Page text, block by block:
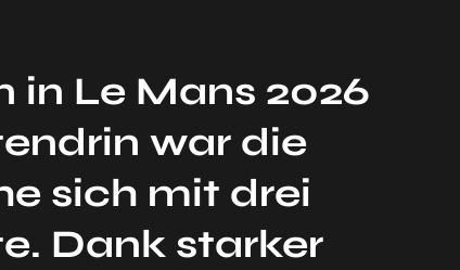
in Le Mans 2026
war die
sich mit drei
Dank starker